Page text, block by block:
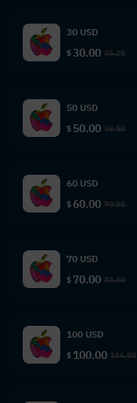
30 USD
$30.00 35.20
50 USD
$ 50.00 58.50
60 USD
$ 60.00 70.50
70 USD
$ 70.00 82.50
100 USD
$ 100.00 116.50